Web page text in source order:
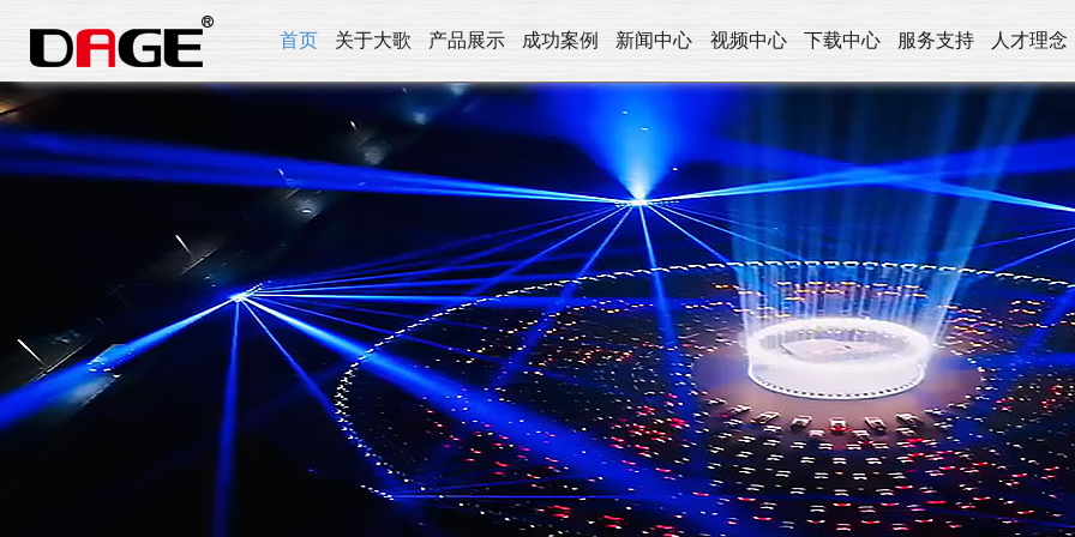
首页 关于大歌 产品展示 成功案例 新闻中心 视频中心 下载中心 服务支持 人才理念